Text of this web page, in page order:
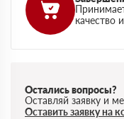
качество
Остались вопросы?
Оставляй заявку и
Оставить заявку на